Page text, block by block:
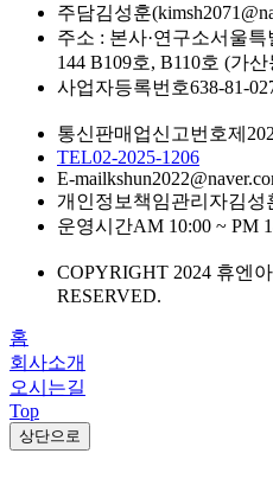
주담김성훈
주소 : 본사·연구소서울특
144 B109호, B110호 (가
사업자등록번호638-81-
통신판매업신고번호제
TEL02-2025-1206
E-mail
개인정보책임관리자김성
운영시간AM 10:00 ~ PM
COPYRIGHT 2024 휴엔
RESERVED.
홈
회사소개
오시는길
Top
상단으로